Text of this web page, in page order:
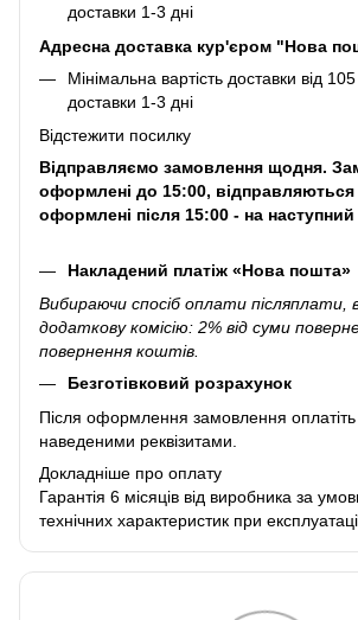
доставки 1-3 дні
Адресна доставка кур'єром "Нова
Мінімальна вартість доставки від
доставки 1-3 дні
Відстежити посилку
Відправляємо замовлення щодня.
оформлені до 15:00, відправляються
оформлені після 15:00 - на
Накладений платіж «Нова пошта»
Вибираючи спосіб оплати післяплати,
додаткову комісію: 2% від суми
повернення коштів.
Безготівковий розрахунок
Після оформлення замовлення оплатіть
наведеними реквізитами.
Докладніше про оплату
Гарантія 6 місяців від виробника за
технічних характеристик при